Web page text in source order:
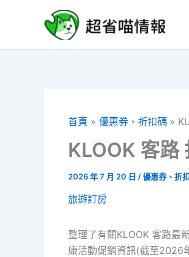
首頁 優惠券、折扣碼
KLOOK 客路
2026 年 7 月 20 日 /優惠券、折
旅遊訂房
整理了有關KLOOK 客路最
康活動促銷資訊(截至2026